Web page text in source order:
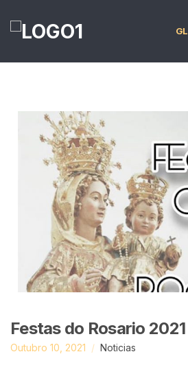
GL
Festas do Rosario 2021
Outubro 10, 2021 Noticias